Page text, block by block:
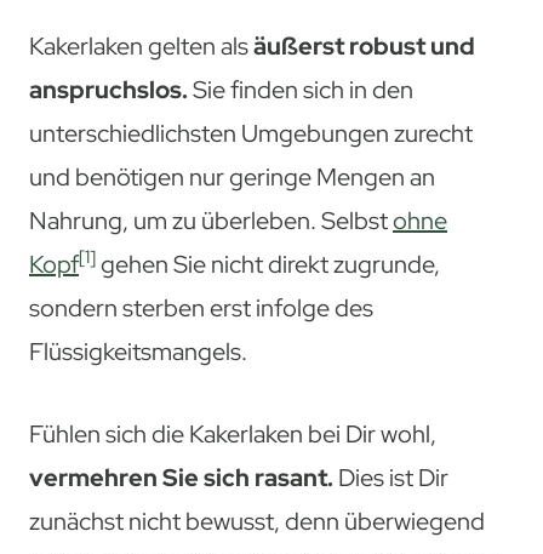
Kakerlaken gelten alsäußerst robust und
anspruchslos.Sie finden sich in den
unterschiedlichsten Umgebungen zurecht
und benötigen nur geringe Mengen an
Nahrung, um zu überleben. Selbstohne
Kopf[1] gehen Sie nicht direkt zugrunde,
sondern sterben erst infolge des
Flüssigkeitsmangels.
Fühlen sich die Kakerlaken bei Dir wohl,
vermehren Sie sich rasant. Dies ist Dir
zunächst nicht bewusst, denn überwiegend